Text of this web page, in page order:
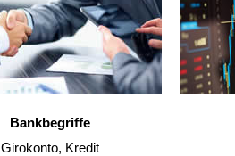
Bankbegriffe
Girokonto, Kredit